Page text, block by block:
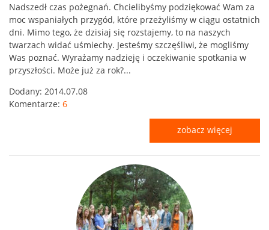
Nadszedł czas pożegnań. Chcielibyśmy podziękować Wam za
moc wspaniałych przygód, które przeżyliśmy w ciągu ostatnich
dni. Mimo tego, że dzisiaj się rozstajemy, to na naszych
twarzach widać uśmiechy. Jesteśmy szczęśliwi, że mogliśmy
Was poznać. Wyrażamy nadzieję i oczekiwanie spotkania w
przyszłości. Może już za rok?...
Dodany: 2014.07.08
Komentarze: 6
zobacz więcej